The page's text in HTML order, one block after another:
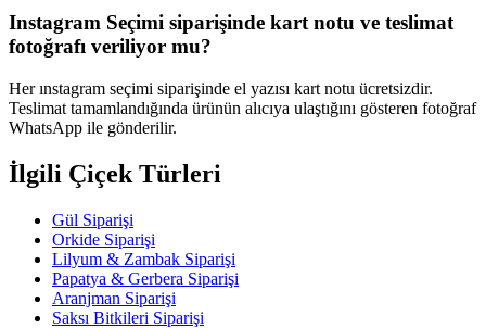
Instagram Seçimi siparişinde kart notu ve teslimat
fotoğrafı veriliyor mu?
Her ınstagram seçimi siparişinde el yazısı kart notu ücretsizdir.
Teslimat tamamlandığında ürünün alıcıya ulaştığını gösteren fotoğraf
WhatsApp ile gönderilir.
İlgili Çiçek Türleri
Gül Siparişi
Orkide Siparişi
Lilyum & Zambak Siparişi
Papatya & Gerbera Siparişi
Aranjman Siparişi
Saksı Bitkileri Siparişi